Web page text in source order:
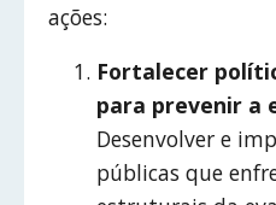
ações:
Fortalecer
para prevenir a
Desenvolver e
públicas que